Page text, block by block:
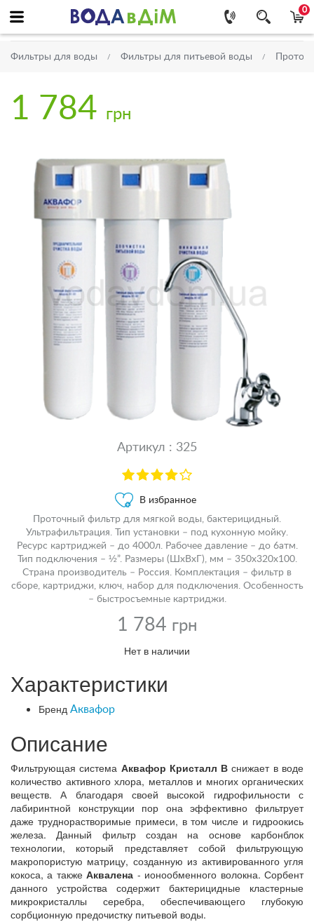
0
Фильтры для воды Фильтры для питьевой воды
1 784 грн
Артикул : 325
В избранное
Проточный фильтр для мягкой воды, бактерицидный.
Ультрафильтрация. Тип установки – под кухонную мойку.
Ресурс картриджей – до 4000л. Рабочее давление – до 6атм.
Тип подключения – ½”. Размеры (ШхВхГ), мм – 350х320х100.
Страна производитель – Россия. Комплектация – фильтр в
сборе, картриджи, ключ, набор для подключения. Особенность
– быстросъемные картриджи.
1 784 грн
Нет в наличии
Характеристики
Бренд Аквафор
Описание
Фильтрующая система Аквафор Кристалл В снижает в воде
количество активного хлора, металлов и многих органических
веществ. А благодаря своей высокой гидрофильности с
лабиринтной конструкции пор она эффективно фильтрует
даже труднорастворимые примеси, в том числе и гидроокись
железа. Данный фильтр создан на основе карбонблок
технологии, который представляет собой фильтрующую
макропористую матрицу, созданную из активированного угля
кокоса, а такжеАквалена - ионообменного волокна. Сорбент
данного устройства содержит бактерицидные кластерные
микрокристаллы серебра, обеспечивающего глубокую
сорбционную предочистку питьевой воды.